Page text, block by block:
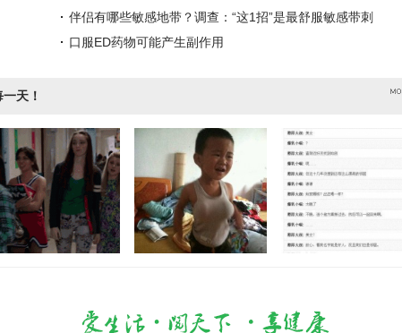
伴侣有哪些敏感地带？调查：“这1招”是最舒服敏感带刺
口服ED药物可能产生副作用
天！